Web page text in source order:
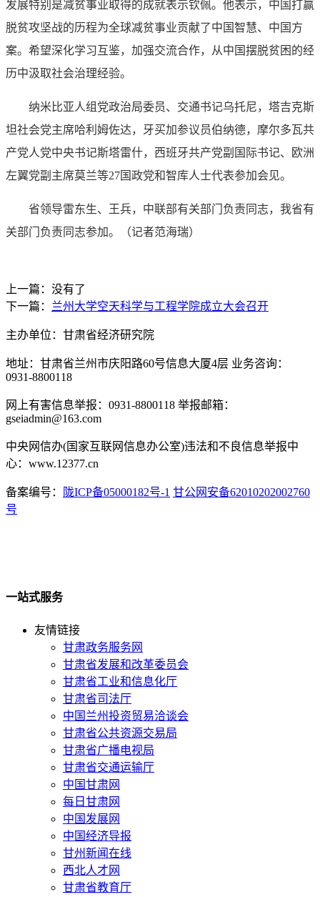
发展特别是减贫事业取得的成就表示钦佩。他表示，中国打赢
脱贫攻坚战的历程为全球减贫事业贡献了中国智慧、中国方
案。希望深化学习互鉴，加强交流合作，从中国摆脱贫困的经
历中汲取社会治理经验。
纳米比亚人组党政治局委员、交通书记乌托尼，塔吉克斯
坦社会党主席哈利姆佐达，牙买加参议员伯纳德，摩尔多瓦共
产党人党中央书记斯塔雷什，西班牙共产党副国际书记、欧洲
左翼党副主席莫兰等27国政党和智库人士代表参加会见。
省领导雷东生、王兵，中联部有关部门负责同志，我省有
关部门负责同志参加。（记者范海瑞）
上一篇：没有了
下一篇： 兰州大学空天科学与工程学院成立大会召开
主办单位：甘肃省经济研究院
地址：甘肃省兰州市庆阳路60号信息大厦4层 业务咨询：
0931-8800118
网上有害信息举报：0931-8800118 举报邮箱：
gseiadmin@163.com
中央网信办(国家互联网信息办公室)违法和不良信息举报中
心：www.12377.cn
备案编号： 陇ICP备05000182号-1 甘公网安备62010202002760
号
一站式服务
友情链接
甘肃政务服务网
甘肃省发展和改革委员会
甘肃省工业和信息化厅
甘肃省司法厅
中国兰州投资贸易洽谈会
甘肃省公共资源交易局
甘肃省广播电视局
甘肃省交通运输厅
中国甘肃网
每日甘肃网
中国发展网
中国经济导报
甘州新闻在线
西北人才网
甘肃省教育厅